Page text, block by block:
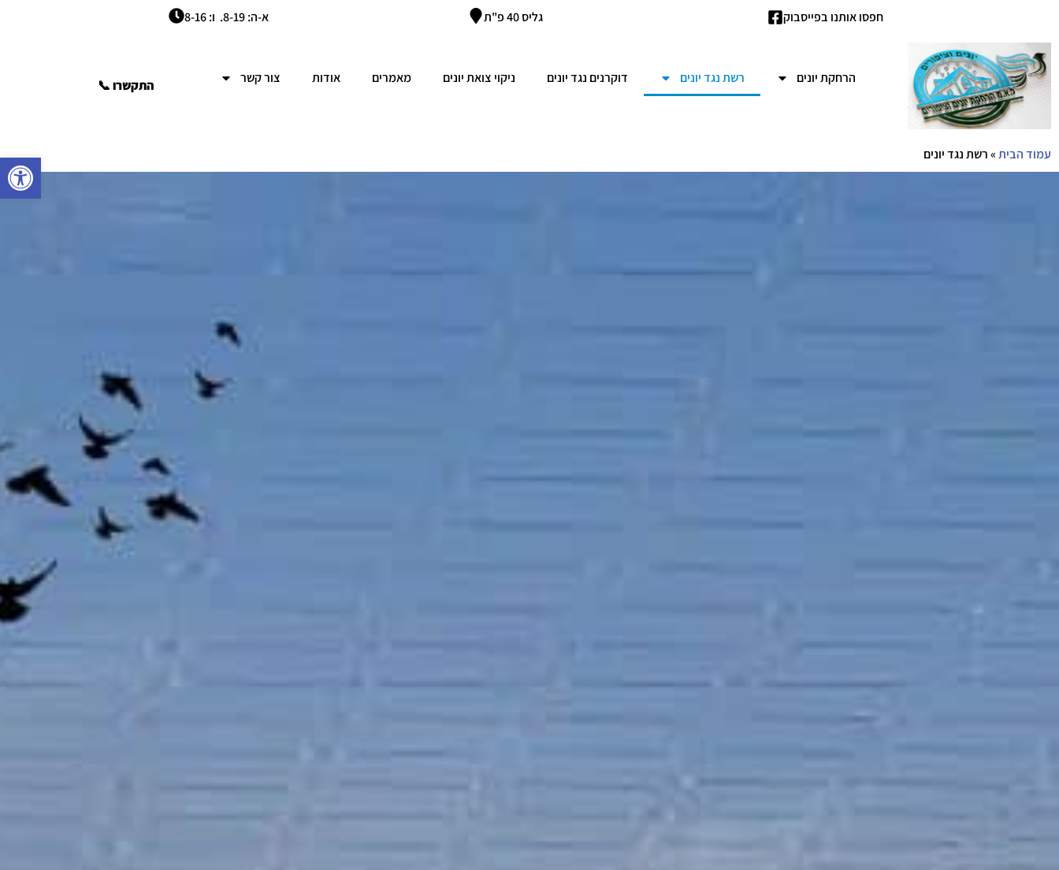
פתח
חפסו אותנו בפייסבוק גליס 40 פ"ת א-ה: 8-19. ו: 8-16
הרחקת יונים רשת נגד יונים דוקרנים נגד יונים ניקוי צואת יונים מאמרים אודות צור קשר התקשרו 📞
עמוד הבית»רשת נגד יונים